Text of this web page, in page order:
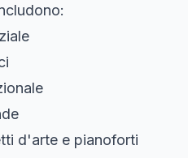
d'arte e pianoforti